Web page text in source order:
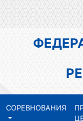
СОРЕВНОВАНИЯ